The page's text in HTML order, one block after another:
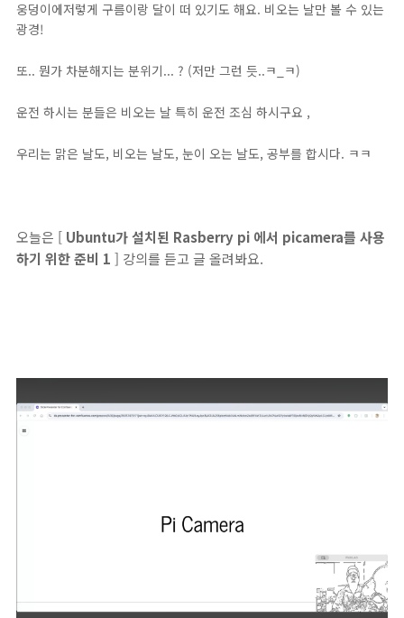
웅덩이에저렇게 구름이랑 달이 떠 있기도 해요. 비오는 날만 볼 수 있는
광경!
또.. 뭔가 차분해지는 분위기... ? (저만 그런 듯..ㅋ_ㅋ)
운전 하시는 분들은 비오는 날 특히 운전 조심 하시구요 ,
우리는 맑은 날도, 비오는 날도, 눈이 오는 날도, 공부를 합시다. ㅋㅋ
오늘은 [ Ubuntu가 설치된 Rasberry pi 에서 picamera를 사용
하기 위한 준비 1 ] 강의를 듣고 글 올려봐요.